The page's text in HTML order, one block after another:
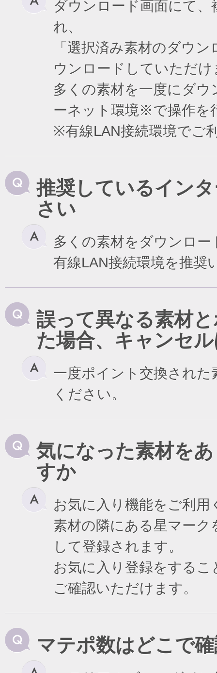
ダウンロード画面にて
れ、
「選択済み素材のダウ
ウンロードしていただけ
多くの素材を一度にダ
ーネット環境※で操作を
※有線LAN接続環境でご
推奨しているイン
さい
多くの素材をダウンロ
有線LAN接続環境を推奨
誤って異なる素材
た場合、キャンセ
一度ポイント交換され
ください。
気になった素材を
すか
お気に入り機能をご利用
素材の隣にある星マー
して登録されます。
お気に入り登録をする
ご確認いただけます。
マテポ数はどこで